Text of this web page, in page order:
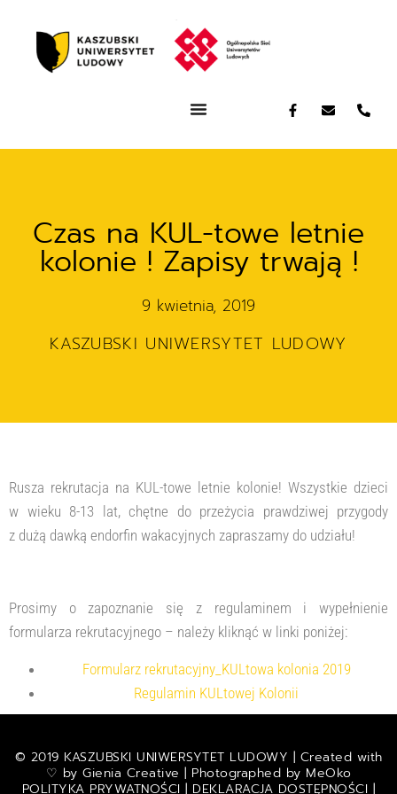
Czas na KUL-towe letnie
kolonie ! Zapisy trwają !
9 kwietnia, 2019
KASZUBSKI UNIWERSYTET LUDOWY
Rusza rekrutacja na KUL-towe letnie kolonie! Wszystkie dzieci
w wieku 8-13 lat, chętne do przeżycia prawdziwej przygody
z dużą dawką endorfin wakacyjnych zapraszamy do udziału!
Prosimy o zapoznanie się z regulaminem i wypełnienie
formularza rekrutacyjnego – należy kliknąć w linki poniżej:
Formularz rekrutacyjny_KULtowa kolonia 2019
Regulamin KULtowej Kolonii
© 2019 KASZUBSKI UNIWERSYTET LUDOWY | Created with
♡ by Gienia Creative | Photographed by MeOko
POLITYKA PRYWATNOŚCI| DEKLARACJA DOSTĘPNOŚCI |